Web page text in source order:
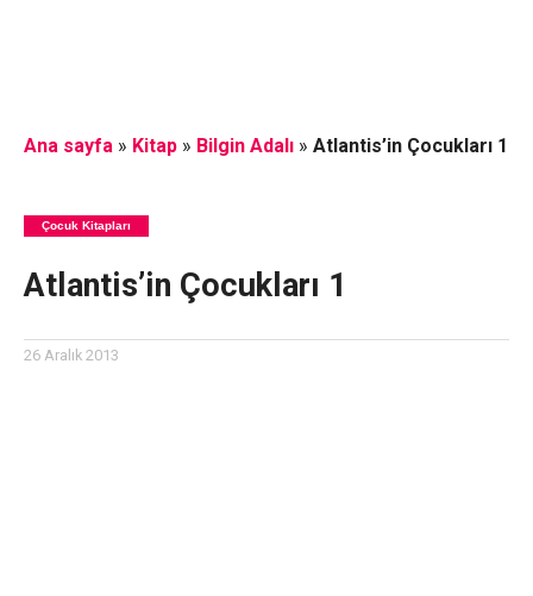
Ana sayfa» Kitap» Bilgin Adalı» Atlantis’in Çocukları 1
Çocuk Kitapları
Atlantis’in Çocukları 1
26 Aralık 2013